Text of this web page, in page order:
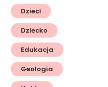
Dzieci
Dziecko
Edukacja
Geologia